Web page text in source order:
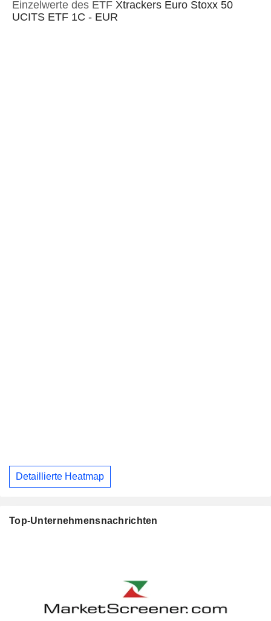
Einzelwerte des ETF Xtrackers Euro Stoxx 50
UCITS ETF 1C - EUR
Detaillierte Heatmap
Top-Unternehmensnachrichten